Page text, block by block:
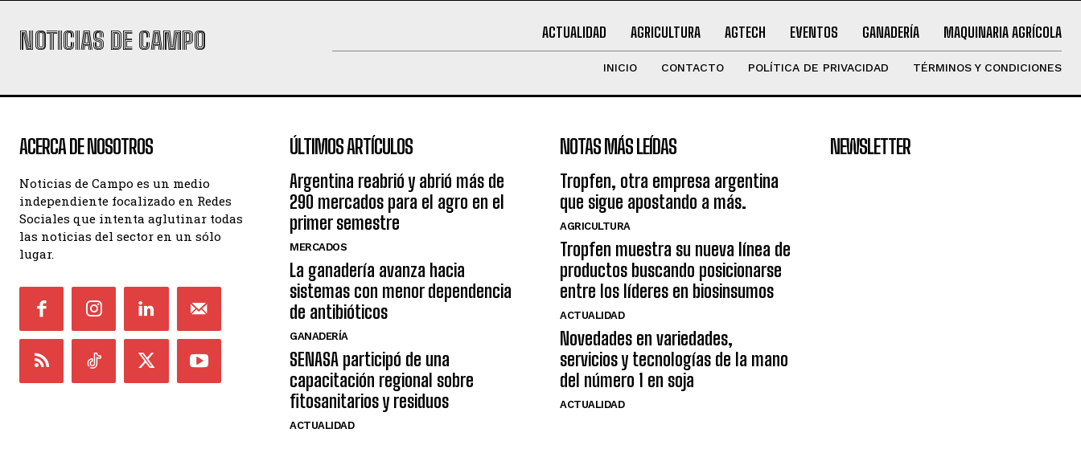
NOTICIAS DE CAMPO ACTUALIDAD AGRICULTURA AGTECH EVENTOS GANADERÍA MAQUINARIA AGRÍCOLA
INICIO CONTACTO POLÍTICA DE PRIVACIDAD TÉRMINOS Y CONDICIONES
ACERCA DE NOSOTROS
Noticias de Campo es un medio
independiente focalizado en Redes
Sociales que intenta aglutinar todas
las noticias del sector en un sólo
lugar.
ÚLTIMOS ARTÍCULOS
Argentina reabrió y abrió más de
290 mercados para el agro en el
primer semestre
MERCADOS
La ganadería avanza hacia
sistemas con menor dependencia
de antibióticos
GANADERÍA
SENASA participó de una
capacitación regional sobre
fitosanitarios y residuos
ACTUALIDAD
NOTAS MÁS LEÍDAS
Tropfen, otra empresa argentina
que sigue apostando a más.
AGRICULTURA
Tropfen muestra su nueva línea de
productos buscando posicionarse
entre los líderes en biosinsumos
ACTUALIDAD
Novedades en variedades,
servicios y tecnologías de la mano
del número 1 en soja
ACTUALIDAD
NEWSLETTER